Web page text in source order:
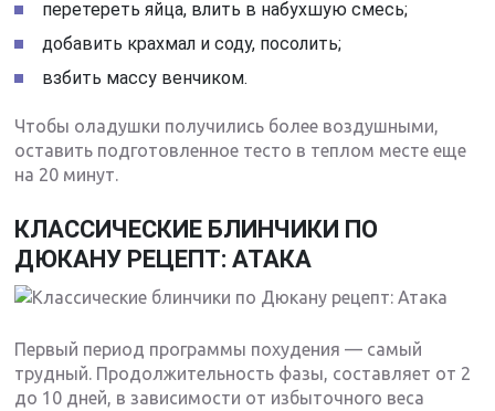
перетереть яйца, влить в набухшую смесь;
добавить крахмал и соду, посолить;
взбить массу венчиком.
Чтобы оладушки получились более воздушными,
оставить подготовленное тесто в теплом месте еще
на 20 минут.
КЛАССИЧЕСКИЕ БЛИНЧИКИ ПО
ДЮКАНУ РЕЦЕПТ: АТАКА
Первый период программы похудения — самый
трудный. Продолжительность фазы, составляет от 2
до 10 дней, в зависимости от избыточного веса